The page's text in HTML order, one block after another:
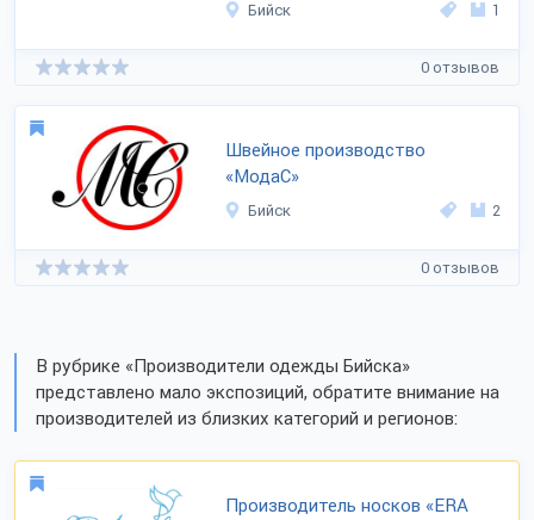
Бийск 1
0 отзывов
Швейное производство
«МодаС»
Бийск 2
0 отзывов
В рубрике «Производители одежды Бийска»
представлено мало экспозиций, обратите внимание на
производителей из близких категорий и регионов:
Производитель носков «ERA